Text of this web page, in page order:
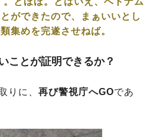
ができたので、まぁいいとし
集めを完遂させねば。
ことが証明できるか？
りに、 再び警視庁へGOであ